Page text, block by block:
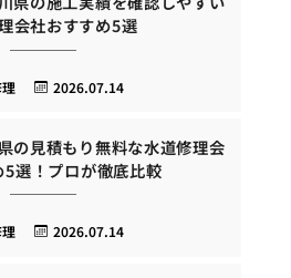
会社おすすめ5選
2026.07.14
の見積もり無料な水道修理会
5選！プロが徹底比較
2026.07.14